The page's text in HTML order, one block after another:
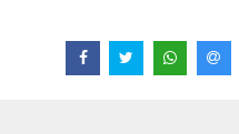
Одна фальшивая жена,
фургон - и «Миллеры»